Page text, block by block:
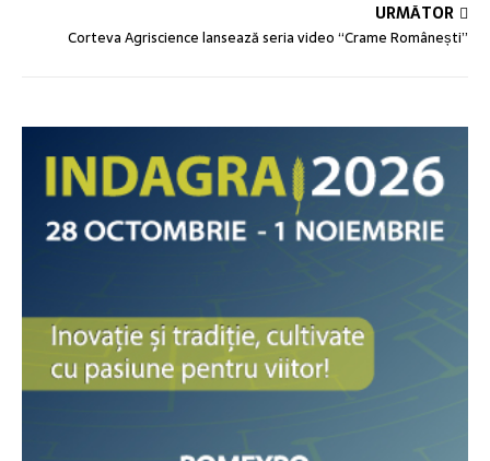
URMĂTOR
Corteva Agriscience lansează seria video “Crame Românești”